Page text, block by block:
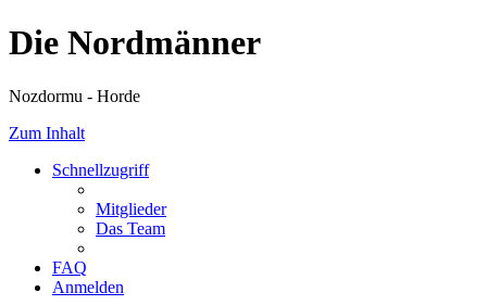
Die Nordmänner
Nozdormu - Horde
Zum Inhalt
Schnellzugriff
Mitglieder
Das Team
FAQ
Anmelden